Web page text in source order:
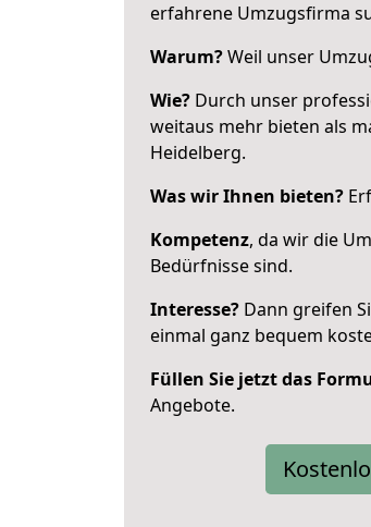
erfahrene Umzugsfirma
Warum?Weil unser
Wie? Durch unser
weitaus mehr bieten als
Heidelberg.
Was wir Ihnen bieten?
Kompetenz, da wir die
Bedürfnisse sind.
Interesse? Dann greifen
einmal ganz bequem
Füllen Sie jetzt das
Angebote.